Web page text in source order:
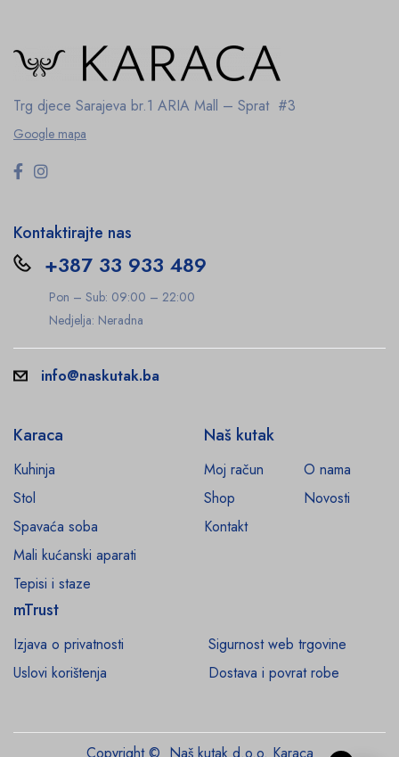
Trg djece Sarajeva br.1 ARIA Mall – Sprat #3
Google mapa
Kontaktirajte nas
+387 33 933 489
Pon – Sub: 09:00 – 22:00
Nedjelja: Neradna
info@naskutak.ba
Karaca
Kuhinja
Stol
Spavaća soba
Mali kućanski aparati
Tepisi i staze
Naš kutak
Moj račun
O nama
Shop
Novosti
Kontakt
mTrust
Izjava o privatnosti
Sigurnost web trgovine
Uslovi korištenja
Dostava i povrat robe
Copyright © Naš kutak d.o.o. Karaca